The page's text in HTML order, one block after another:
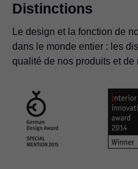
Distinctions
Le design et la fonction de
dans le monde entier : les
qualité de nos produits et